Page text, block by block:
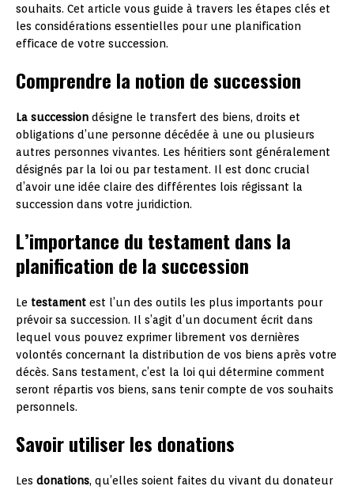
souhaits. Cet article vous guide à travers les étapes clés et
les considérations essentielles pour une planification
efficace de votre succession.
Comprendre la notion de succession
La succession désigne le transfert des biens, droits et
obligations d’une personne décédée à une ou plusieurs
autres personnes vivantes. Les héritiers sont généralement
désignés par la loi ou par testament. Il est donc crucial
d’avoir une idée claire des différentes lois régissant la
succession dans votre juridiction.
L’importance du testament dans la
planification de la succession
Le testament est l’un des outils les plus importants pour
prévoir sa succession. Il s’agit d’un document écrit dans
lequel vous pouvez exprimer librement vos dernières
volontés concernant la distribution de vos biens après votre
décès. Sans testament, c’est la loi qui détermine comment
seront répartis vos biens, sans tenir compte de vos souhaits
personnels.
Savoir utiliser les donations
Les donations, qu’elles soient faites du vivant du donateur